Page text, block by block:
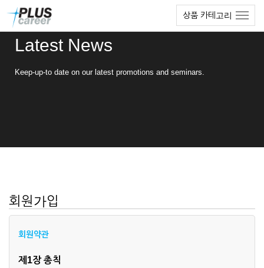
상품 카테고리
Latest News
Keep-up-to date on our latest promotions and seminars.
회원가입
회원약관
제1장 총칙